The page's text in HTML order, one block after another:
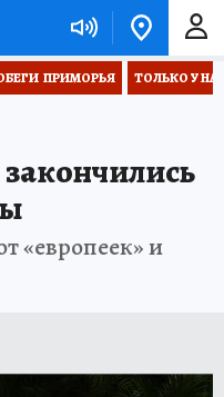
ПРИМОРЬЯ ТОЛЬКО У
«европеек» и